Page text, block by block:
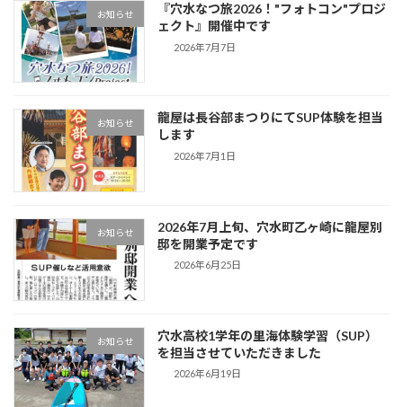
お知らせ
『穴水なつ旅2026！"フォトコン"プロジ
ェクト』開催中です
2026年7月7日
お知らせ
龍屋は長谷部まつりにてSUP体験を担当
します
2026年7月1日
お知らせ
2026年7月上旬、穴水町乙ヶ崎に龍屋別
邸を開業予定です
2026年6月25日
お知らせ
穴水高校1学年の里海体験学習（SUP）
を担当させていただきました
2026年6月19日